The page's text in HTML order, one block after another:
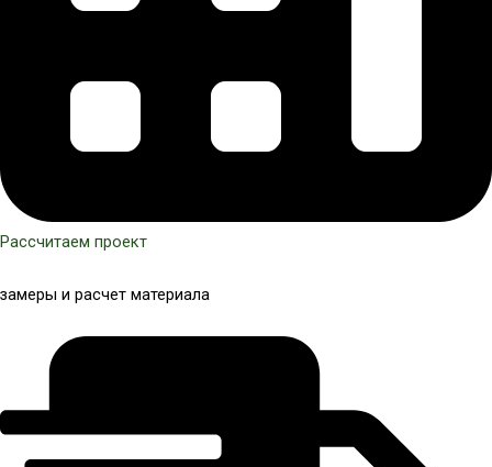
Рассчитаем проект
замеры и расчет материала